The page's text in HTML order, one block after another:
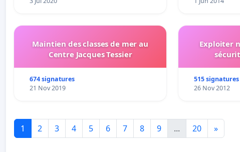
Maintien des classes de mer au
Centre Jacques Tessier
674 signatures
21 Nov 2019
Exploiter
515 signatures
26 Nov 2012
1 2 3 4 5 6 7 8 9 ... 20 »